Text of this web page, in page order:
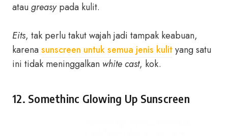
ataugreasypada kulit.
Eits, tak perlu takut wajah jadi tampak keabuan,
karenasunscreen untuk semua jenis kulityang satu
ini tidak meninggalkan white cast, kok.
12. Somethinc Glowing Up Sunscreen